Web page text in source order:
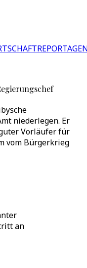
niederlegen. Er
Vorläufer für
vom Bürgerkrieg
an